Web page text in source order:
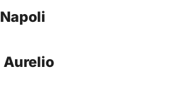
Napoli
Aurelio